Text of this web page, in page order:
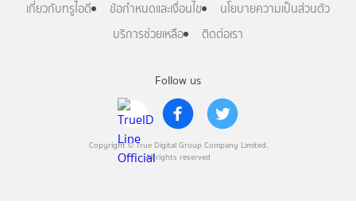
Follow us
Copyright © True Digital Group Company Limited.
All rights reserved
เกี่ยวกับทรูไอดี ข้อกำหนดและเงื่อนไข
นโยบายความเป็นส่วนตัว
บริการช่วยเหลือ
ติดต่อเรา